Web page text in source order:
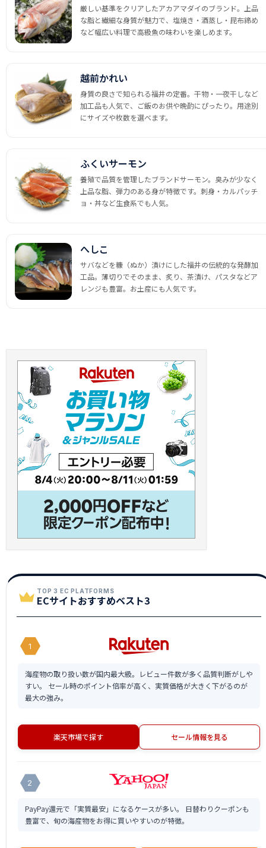
厳しい基準をクリアしたアカアマダイのブランド。上品
な脂と繊細な身質が魅力で、塩焼き・酒蒸し・昆布締め
など幅広い料理で高級魚の味わいを楽しめます。
越前かれい
身質の良さで知られる福井の定番。干物・一夜干しなど
加工品も人気で、ご飯のお供や晩酌にぴったり。用途別
にサイズや枚数を選べます。
ふくいサーモン
養殖で品質を管理したブランドサーモン。臭みが少なく
上品な脂、弾力のある身が特徴です。刺身・カルパッチ
ョ・丼など生食系でも人気。
へしこ
サバなどを糠（ぬか）漬けにした福井の伝統的な発酵加
工品。薄切りでそのまま、炙り、茶漬け、パスタなどア
レンジも豊富。お土産にも人気です。
TOP 3 EC PLATFORMS
ECサイトおすすめベスト3
1
海産物の取り扱い数が国内最大級。レビュー件数が多く品質判断がしや
すい。 セール時のポイント倍率が高く、実質価格が大きく下がるのが
最大の強み。
楽天市場で探す セール情報を見る
2
PayPay還元で「実質最安」になるケースが多い。 日替わりクーポンも
豊富で、旬の海産物をお得に買いやすいのが特徴。